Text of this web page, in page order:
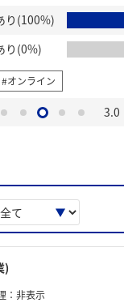
り(100%)
り(0%)
#オンライン
3.0
)
：非表示